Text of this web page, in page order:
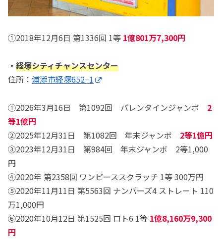
①2018年12月6日 第1336回 1等 1億801万7,300円
・ 経塚シティチャンスセンター
住所： 浦添市経塚652−1
①2026年3月16日 第1092回 バレンタインジャンボ 2
等1億円
②2025年12月31日 第1082回 年末ジャンボ 2等1億円
③2023年12月31日 第984回 年末ジャンボ 2等1,000
円
④2020年 第2358回 ワンピーススクラッチ 1等 300万円
⑤2020年11月11日 第5563回 ナンバーズ4 ストレート 110
万1,000円
⑥2020年10月12日 第1525回 ロト6 1等 1億8,160万9,300
円